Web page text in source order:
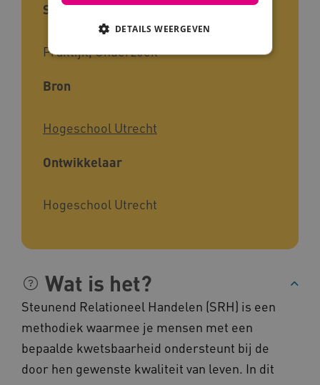
Soort kennis
Praktijk, Onderzoek
Bron
Hogeschool Utrecht
Ontwikkelaar
Hogeschool Utrecht
Wat is het?
Steunend Relationeel Handelen (SRH) is een
methodiek waarmee je mensen met een
bepaalde kwetsbaarheid ondersteunt bij de
door hen gewenste kwaliteit van leven. In dit
DETAILS WEERGEVEN
Deze functionele en technische cookies zorgen
op uw privacy.
__Secure-YNID
ROLLOUT_TOKEN